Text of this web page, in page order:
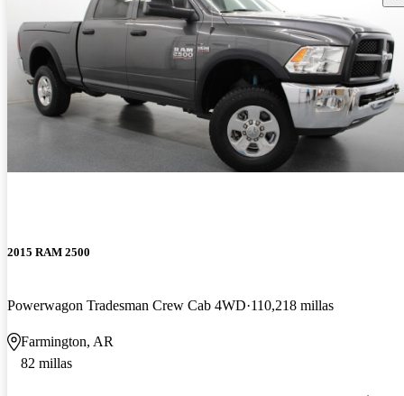
2015 RAM 2500
Powerwagon Tradesman Crew Cab 4WD 110,218 millas
Farmington, AR
82 millas